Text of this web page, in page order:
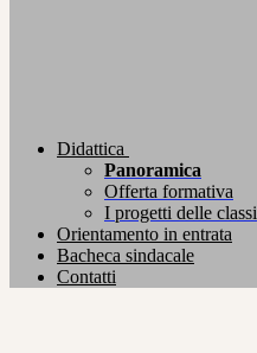
Didattica
Panoramica
Offerta formativa
I progetti delle classi
Orientamento in entrata
Bacheca sindacale
Contatti